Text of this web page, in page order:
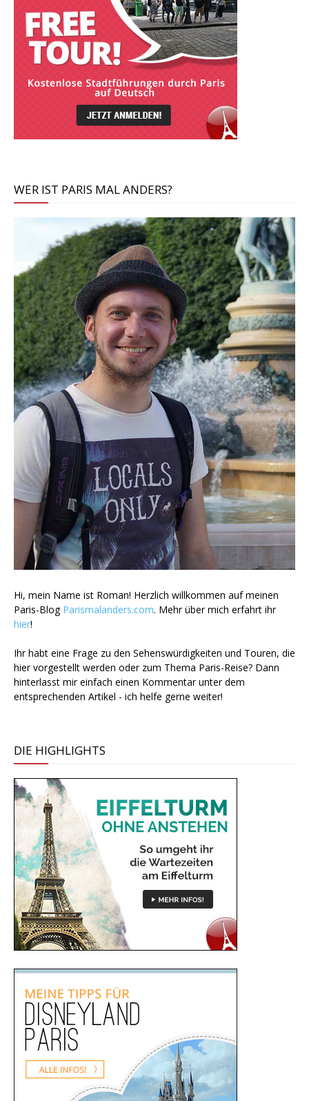
WER IST PARIS MAL ANDERS?
Hi, mein Name ist Roman! Herzlich willkommen auf meinen
Paris-Blog Parismalanders.com. Mehr über mich erfahrt ihr
hier!
Ihr habt eine Frage zu den Sehenswürdigkeiten und Touren, die
hier vorgestellt werden oder zum Thema Paris-Reise? Dann
hinterlasst mir einfach einen Kommentar unter dem
entsprechenden Artikel - ich helfe gerne weiter!
DIE HIGHLIGHTS